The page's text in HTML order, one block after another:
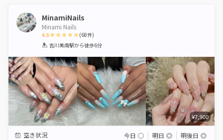
MinamiNails
Minami Nails
4.5
1 2 3 4 5
(68件)
吉川美南駅から徒歩6分
¥7,900
空き状況 今日 ◯ 明日 ◎ 明後日 ◎